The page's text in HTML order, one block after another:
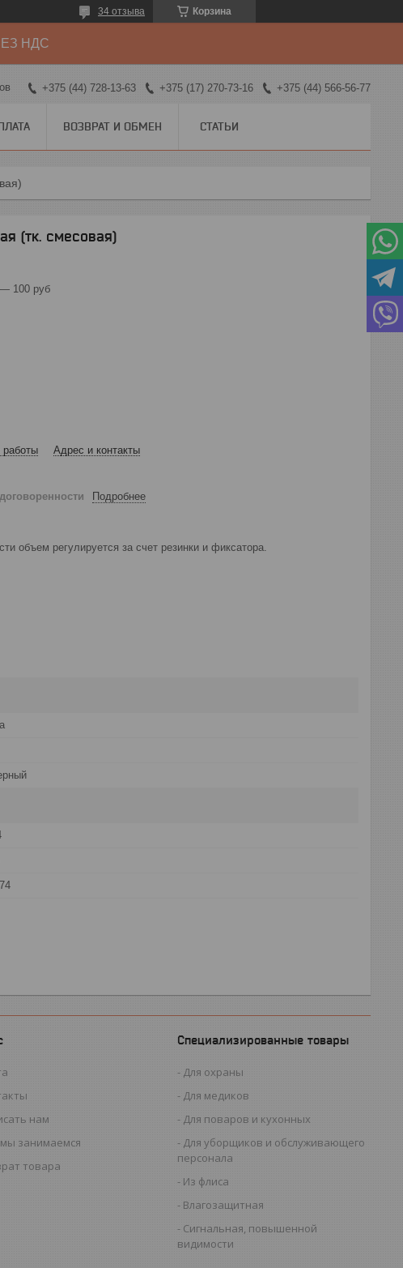
Корзина
34 отзыва
НДС
+375 (44) 728-13-63 +375 (17) 270-73-16 +375 (44) 566-56-77
ВОЗВРАТ И ОБМЕН СТАТЬИ
(тк. смесовая)
100 руб
работы Адрес и контакты
Подробнее
объем регулируется за счет резинки и фиксатора.
нам
занимаемся
товара
Специализированные товары
Для охраны
Для медиков
Для поваров и кухонных
Для уборщиков и обслуживающего
персонала
Из флиса
Влагозащитная
Сигнальная, повышенной
видимости